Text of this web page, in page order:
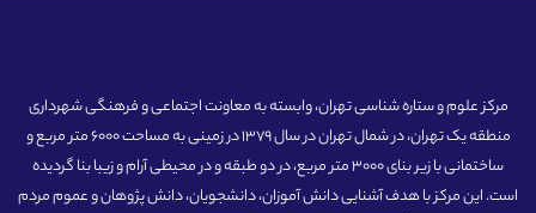
مرکز علوم و ستاره شناسی تهران، وابسته به معاونت اجتماعی و فرهنگی شهرداری
منطقه یک تهران، در شمال تهران در سال 1379 در زمینی به مساحت 6000 متر مربع و
ساختمانی با زیر بنای 3000 متر مربع، در دو طبقه و در محیطی آرام و زیبا بنا گردیده
است. این مرکز با هدف آشنایی دانش آموزان، دانشجویان، دانش پژوهان و عموم مردم